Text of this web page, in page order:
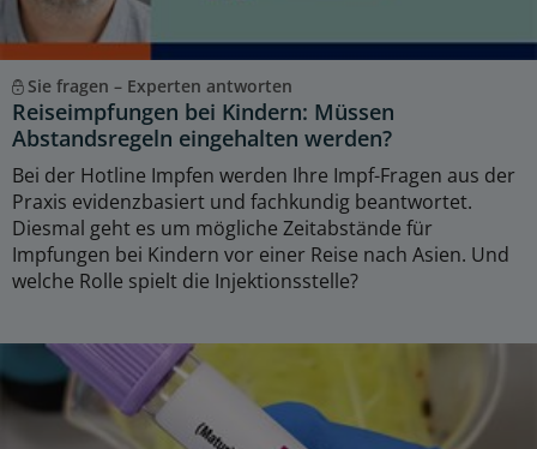
Sie fragen – Experten antworten
Reiseimpfungen bei Kindern: Müssen
Abstandsregeln eingehalten werden?
Bei der Hotline Impfen werden Ihre Impf-Fragen aus der
Praxis evidenzbasiert und fachkundig beantwortet.
Diesmal geht es um mögliche Zeitabstände für
Impfungen bei Kindern vor einer Reise nach Asien. Und
welche Rolle spielt die Injektionsstelle?